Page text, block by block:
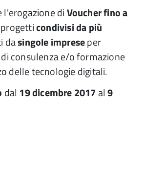
l'erogazione diVoucher fino a
condivisi da più
dasingole impreseper
consulenza e/o formazione
delle tecnologie digitali.
dal 19 dicembre 2017al9